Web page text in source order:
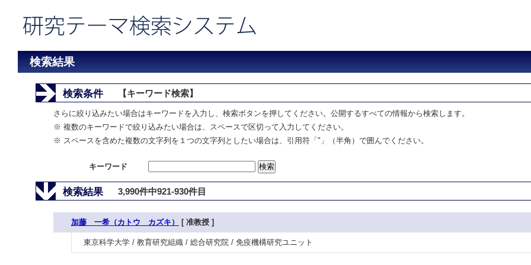
検索結果
検索条件 【キーワード検索】
さらに絞り込みたい場合はキーワードを入力し、検索ボタンを押してください。公開するすべての情報から検索します。
※ 複数のキーワードで絞り込みたい場合は、スペースで区切って入力してください。
※ スペースを含めた複数の文字列を１つの文字列としたい場合は、引用符「"」（半角）で囲んでください。
キーワード
検索結果 3,990件中921-930件目
加藤 一希（カトウ カズキ） [ 准教授 ]
東京科学大学 / 教育研究組織 / 総合研究院 / 免疫機構研究ユニット